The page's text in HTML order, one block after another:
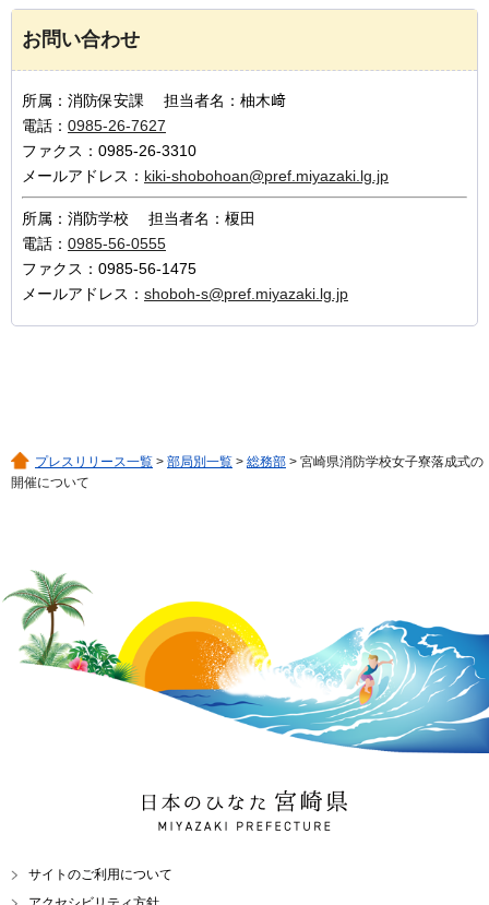
お問い合わせ
所属：消防保安課 担当者名：柚木﨑
電話： 0985-26-7627
ファクス：0985-26-3310
メールアドレス： kiki-shobohoan@pref.miyazaki.lg.jp
所属：消防学校 担当者名：榎田
電話： 0985-56-0555
ファクス：0985-56-1475
メールアドレス： shoboh-s@pref.miyazaki.lg.jp
プレスリリース一覧 > 部局別一覧 > 総務部 > 宮崎県消防学校女子寮落成式の
開催について
日本のひなた 宮崎県
MIYAZAKI PREFECTURE
サイトのご利用について